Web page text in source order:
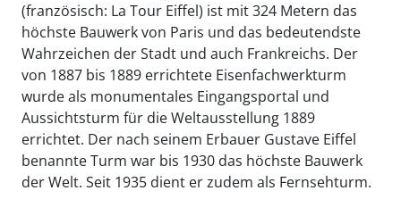
(französisch: La Tour Eiffel) ist mit 324 Metern das
höchste Bauwerk von Paris und das bedeutendste
Wahrzeichen der Stadt und auch Frankreichs. Der
von 1887 bis 1889 errichtete Eisenfachwerkturm
wurde als monumentales Eingangsportal und
Aussichtsturm für die Weltausstellung 1889
errichtet. Der nach seinem Erbauer Gustave Eiffel
benannte Turm war bis 1930 das höchste Bauwerk
der Welt. Seit 1935 dient er zudem als Fernsehturm.